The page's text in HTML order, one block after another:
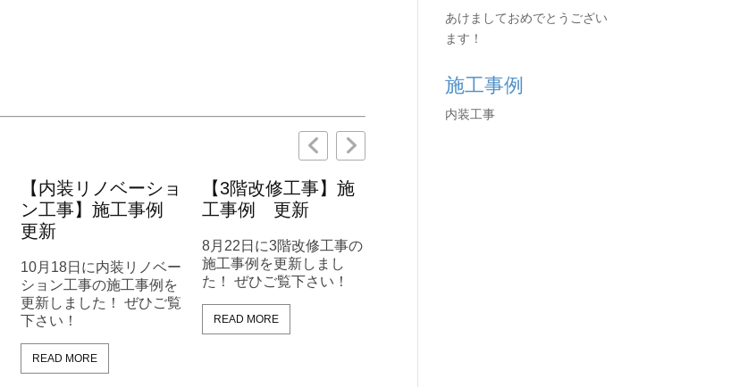
【内装リノベーショ
ン工事】施工事例
更新
10月18日に内装リノベー
ション工事の施工事例を
更新しました！ ぜひご覧
下さい！
READ MORE
【3階改修工事】施
工事例 更新
8月22日に3階改修工事の
施工事例を更新しまし
た！ ぜひご覧下さい！
READ MORE
あけましておめでとうござい
ます！
施工事例
内装工事